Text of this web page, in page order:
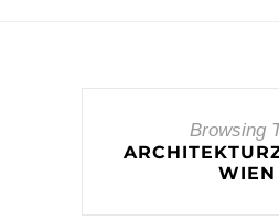
Browsing
WIEN